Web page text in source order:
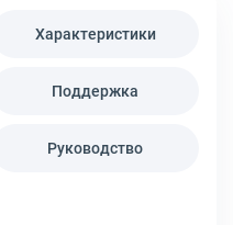
Характеристики
Поддержка
Руководство